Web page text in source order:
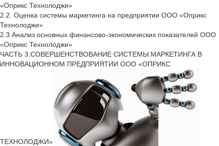
«Оприкс Технолоджи»
2.2. Оценка системы маркетинга на предприятии ООО «Оприкс
Технолоджи»
2.3.Анализ основных финансово-экономических показателей ООО
«Оприкс Технолоджи»
ЧАСТЬ 3.СОВЕРШЕНСТВОВАНИЕ СИСТЕМЫ МАРКЕТИНГА В
ИННОВАЦИОННОМ ПРЕДПРИЯТИИ ООО «ОПРИКС
ТЕХНОЛОДЖИ»